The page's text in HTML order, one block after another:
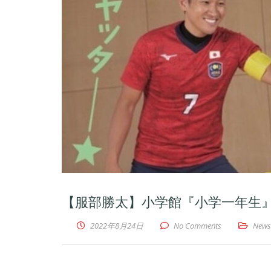
【服部勝太】小学館『小学一年生
2022年8月24日 No Comments News